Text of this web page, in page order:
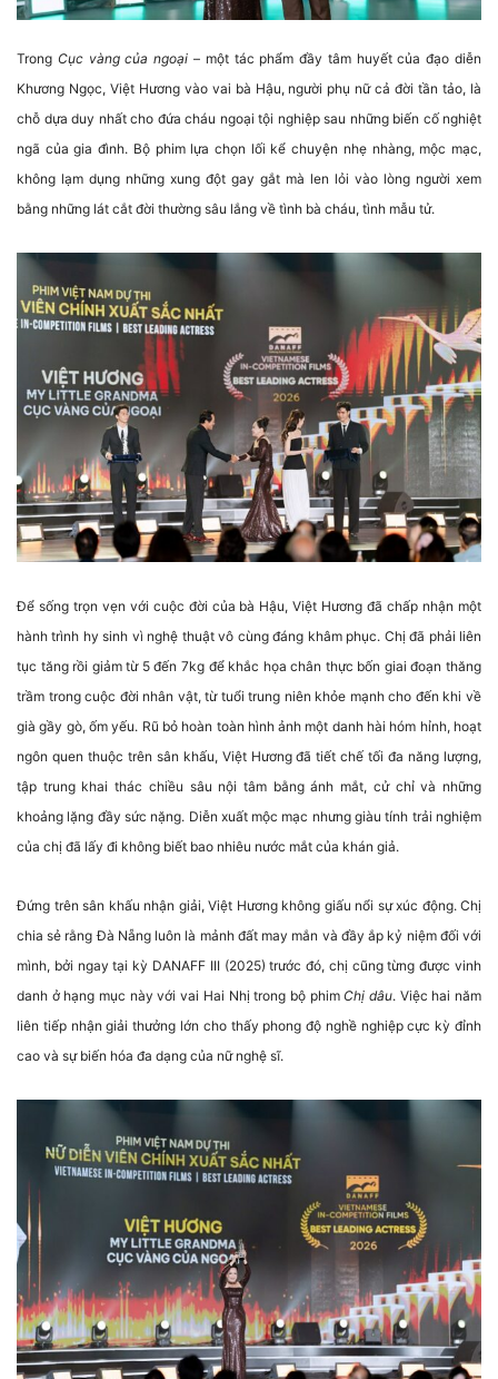
Trong Cục vàng của ngoại – một tác phẩm đầy tâm huyết của đạo diễn
Khương Ngọc, Việt Hương vào vai bà Hậu, người phụ nữ cả đời tần tảo, là
chỗ dựa duy nhất cho đứa cháu ngoại tội nghiệp sau những biến cố nghiệt
ngã của gia đình. Bộ phim lựa chọn lối kể chuyện nhẹ nhàng, mộc mạc,
không lạm dụng những xung đột gay gắt mà len lỏi vào lòng người xem
bằng những lát cắt đời thường sâu lắng về tình bà cháu, tình mẫu tử.
Để sống trọn vẹn với cuộc đời của bà Hậu, Việt Hương đã chấp nhận một
hành trình hy sinh vì nghệ thuật vô cùng đáng khâm phục. Chị đã phải liên
tục tăng rồi giảm từ 5 đến 7kg để khắc họa chân thực bốn giai đoạn thăng
trầm trong cuộc đời nhân vật, từ tuổi trung niên khỏe mạnh cho đến khi về
già gầy gò, ốm yếu. Rũ bỏ hoàn toàn hình ảnh một danh hài hóm hỉnh, hoạt
ngôn quen thuộc trên sân khấu, Việt Hương đã tiết chế tối đa năng lượng,
tập trung khai thác chiều sâu nội tâm bằng ánh mắt, cử chỉ và những
khoảng lặng đầy sức nặng. Diễn xuất mộc mạc nhưng giàu tính trải nghiệm
của chị đã lấy đi không biết bao nhiêu nước mắt của khán giả.
Đứng trên sân khấu nhận giải, Việt Hương không giấu nổi sự xúc động. Chị
chia sẻ rằng Đà Nẵng luôn là mảnh đất may mắn và đầy ắp kỷ niệm đối với
mình, bởi ngay tại kỳ DANAFF III (2025) trước đó, chị cũng từng được vinh
danh ở hạng mục này với vai Hai Nhị trong bộ phimChị dâu. Việc hai năm
liên tiếp nhận giải thưởng lớn cho thấy phong độ nghề nghiệp cực kỳ đỉnh
cao và sự biến hóa đa dạng của nữ nghệ sĩ.